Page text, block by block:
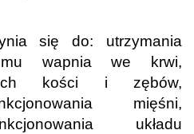
się do: utrzymania
wapnia we krwi,
kości i zębów,
mięśni,
układu